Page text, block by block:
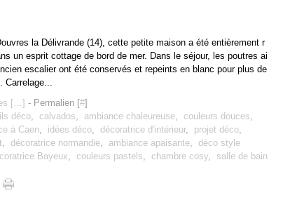
la Délivrande (14), cette petite maison a été entièrement r
un esprit cottage de bord de mer. Dans le séjour, les poutres ai
escalier ont été conservés et repeints en blanc pour plus de
Carrelage...
[…] - Permalien [#]
déco, calvados, ambiance chaleureuse, couleurs douces,
à Caen, idées déco, décoratrice d'intérieur, projet déco,
, décoratrice normandie, ambiance apaisante, déco style
Bayeux, couleurs pastels, chambre cosy, salle de bain